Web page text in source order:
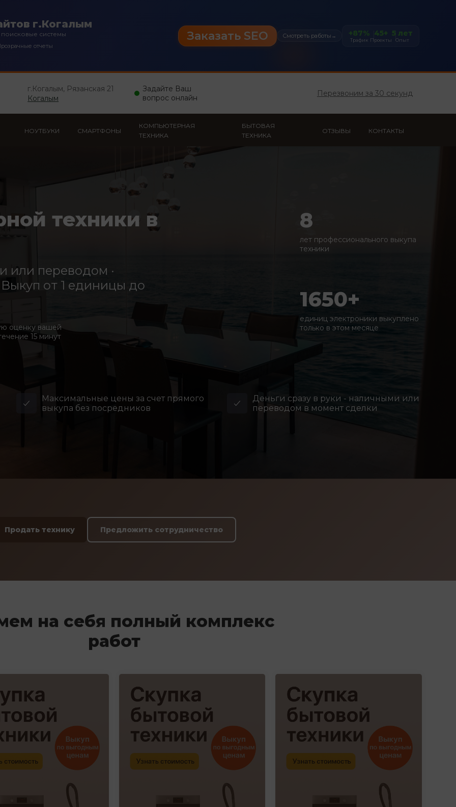
г.Когалым
системы
отчеты
Заказать SEO Смотреть работы → +87%
Трафик
45+
Проекты
5 лет
Опыт
г.Когалым, Рязанская 21
Когалым
Задайте Ваш
вопрос онлайн
Перезвоним за 30 секунд
НОУТБУКИ СМАРТФОНЫ
КОМПЬЮТЕРНАЯ
ТЕХНИКА
БЫТОВАЯ
ТЕХНИКА
ОТЗЫВЫ КОНТАКТЫ
техники в
или переводом ·
от 1 единицы до
оценку вашей
15 минут
8
лет профессионального выкупа
техники
1650+
единиц электроники выкуплено
только в этом месяце
Максимальные цены за счет прямого
выкупа без посредников
Деньги сразу в руки - наличными или
переводом в момент сделки
Продать технику Предложить сотрудничество
на себя полный комплекс
работ